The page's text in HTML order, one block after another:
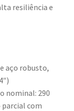
resiliência e
aço robusto,
nominal: 290
parcial com